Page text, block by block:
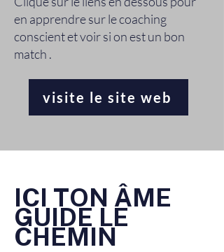
en apprendre sur le coaching
conscient et voir si on est un bon
match .
visite le site web
ICI TON ÂME
GUIDE LE
CHEMIN